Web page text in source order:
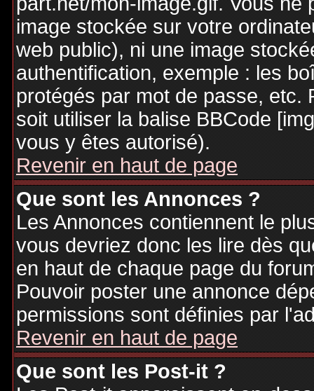
image stockée sur votre
web public), ni une image
authentification, exemple : les
protégés par mot de passe, etc.
soit utiliser la balise BBCode
vous y êtes autorisé).
Revenir en haut de page
Que sont les Annonces ?
Les Annonces contiennent le
vous devriez donc les lire dès
en haut de chaque page du
Pouvoir poster une annonce
permissions sont définies par
Revenir en haut de page
Que sont les Post-it ?